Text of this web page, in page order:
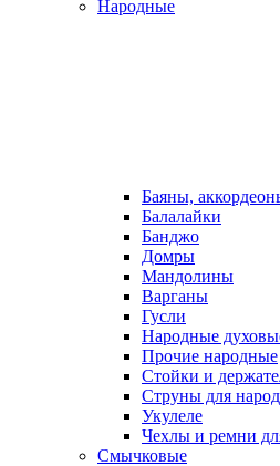
Народные
Баяны,
Балалайки
Банджо
Домры
Мандолины
Варганы
Гусли
Народные
Прочие народные
Стойки и
Струны для
Укулеле
Чехлы и ремни
Смычковые